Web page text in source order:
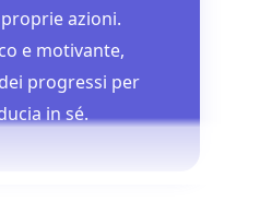
azioni.
e motivante,
progressi per
in sé.